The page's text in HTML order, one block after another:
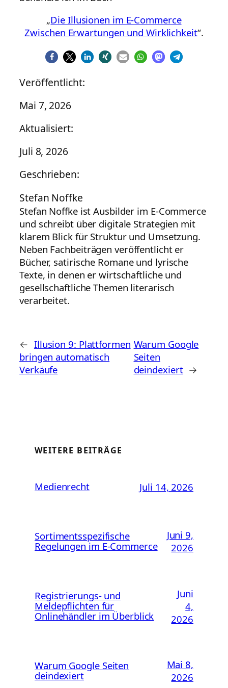
„Die Illusionen im E-Commerce
Zwischen Erwartungen und Wirklichkeit“.
Veröffentlicht:
Mai 7, 2026
Aktualisiert:
Juli 8, 2026
Geschrieben:
Stefan Noffke
Stefan Noffke ist Ausbilder im E-Commerce
und schreibt über digitale Strategien mit
klarem Blick für Struktur und Umsetzung.
Neben Fachbeiträgen veröffentlicht er
Bücher, satirische Romane und lyrische
Texte, in denen er wirtschaftliche und
gesellschaftliche Themen literarisch
verarbeitet.
← Illusion 9: Plattformen
bringen automatisch
Verkäufe
Warum Google
Seiten
deindexiert →
WEITERE BEITRÄGE
Medienrecht Juli 14, 2026
Sortimentsspezifische
Regelungen im E-Commerce
Juni 9,
2026
Registrierungs- und
Meldepflichten für
Onlinehändler im Überblick
Juni
4,
2026
Warum Google Seiten
deindexiert
Mai 8,
2026